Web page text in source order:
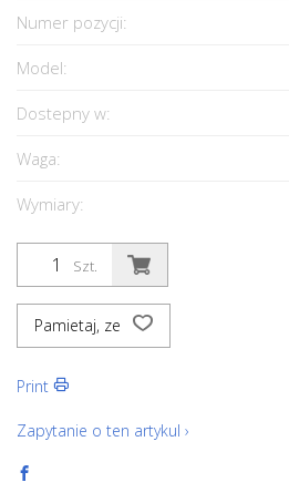
Numer pozycji:
Model:
Dostepny w:
Waga:
Wymiary:
Szt.
Pamietaj, ze
Print
Zapytanie o ten artykul ›